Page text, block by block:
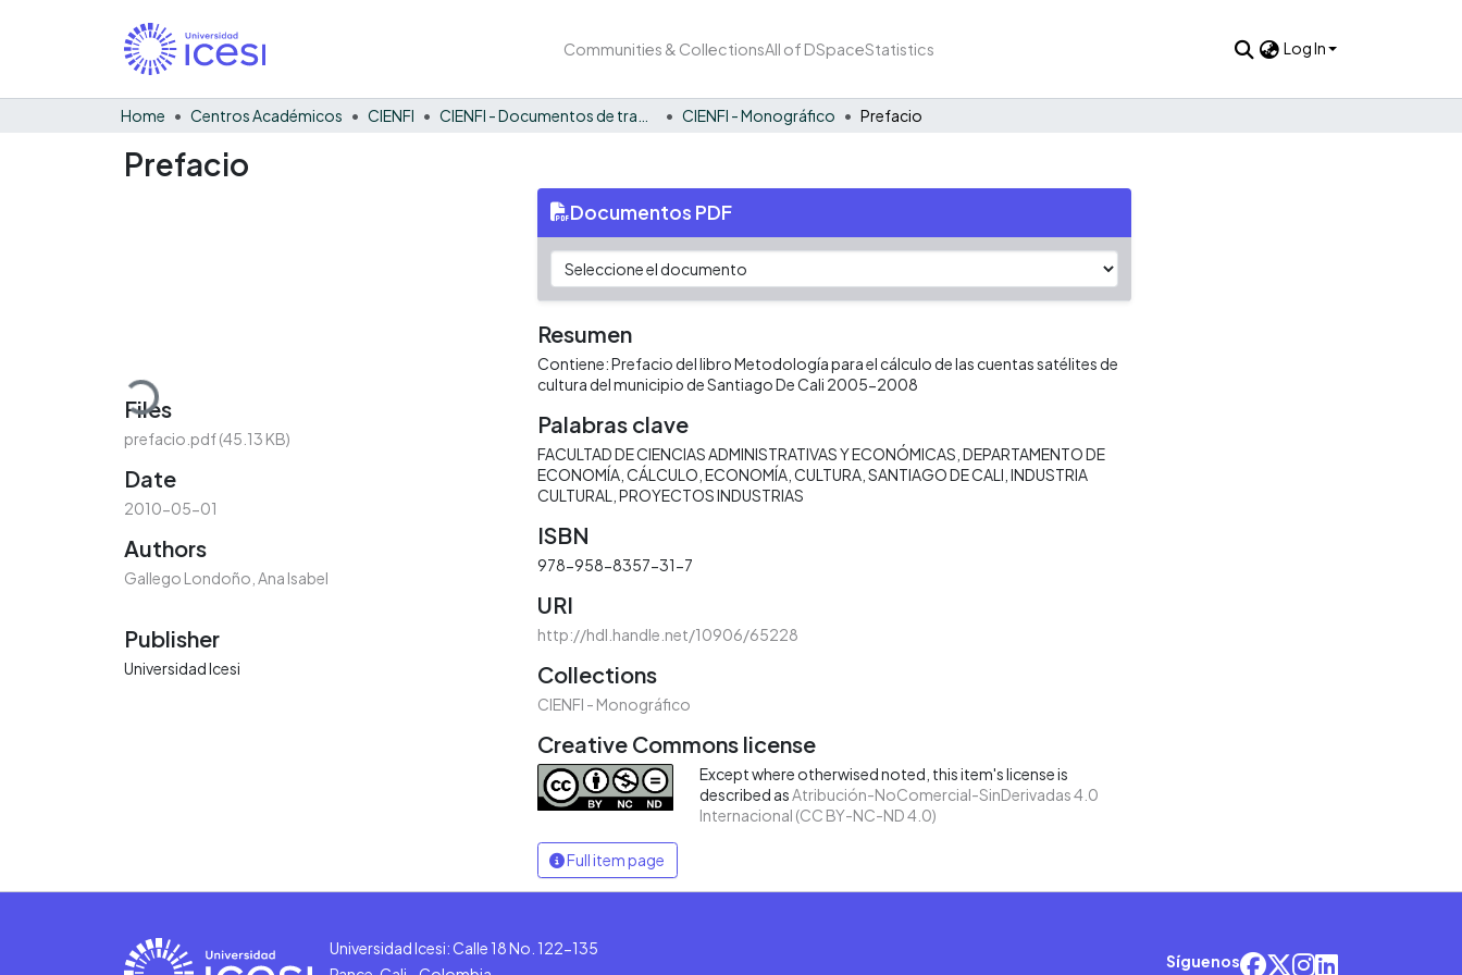
Communities & CollectionsAll of DSpaceStatistics Log In
Home Centros Académicos CIENFI CIENFI - Monográfico Prefacio
Prefacio
Loading...
Files
prefacio.pdf(45.13 KB)
Date
2010-05-01
Authors
Gallego Londoño, Ana Isabel
Publisher
Universidad Icesi
Documentos PDF
Resumen
Contiene: Prefacio del libro Metodología para el cálculo de las cuentas satélites de
cultura del municipio de Santiago De Cali 2005-2008
Palabras clave
FACULTAD DE CIENCIAS ADMINISTRATIVAS Y ECONÓMICAS DEPARTAMENTO DE
ECONOMÍA CÁLCULO ECONOMÍA CULTURA SANTIAGO DE CALI INDUSTRIA
CULTURAL
PROYECTOS INDUSTRIAS
ISBN
978-958-8357-31-7
URI
http://hdl.handle.net/10906/65228
Collections
CIENFI - Monográfico
Creative Commons license
Except where otherwised noted, this item's license is
described as Atribución-NoComercial-SinDerivadas 4.0
Internacional (CC BY-NC-ND 4.0)
Full item page
Universidad Icesi: Calle 18 No. 122-135
Síguenos